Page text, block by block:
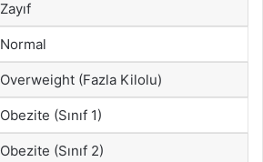
Zayıf
Normal
Overweight (Fazla Kilolu)
Obezite (Sınıf 1)
Obezite (Sınıf 2)